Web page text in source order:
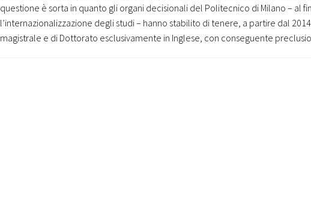
questione è sorta in quanto gli organi decisionali del Politecnico di Milano – al
l’internazionalizzazione degli studi – hanno stabilito di tenere, a partire dal
magistrale e di Dottorato esclusivamente in Inglese, con conseguente